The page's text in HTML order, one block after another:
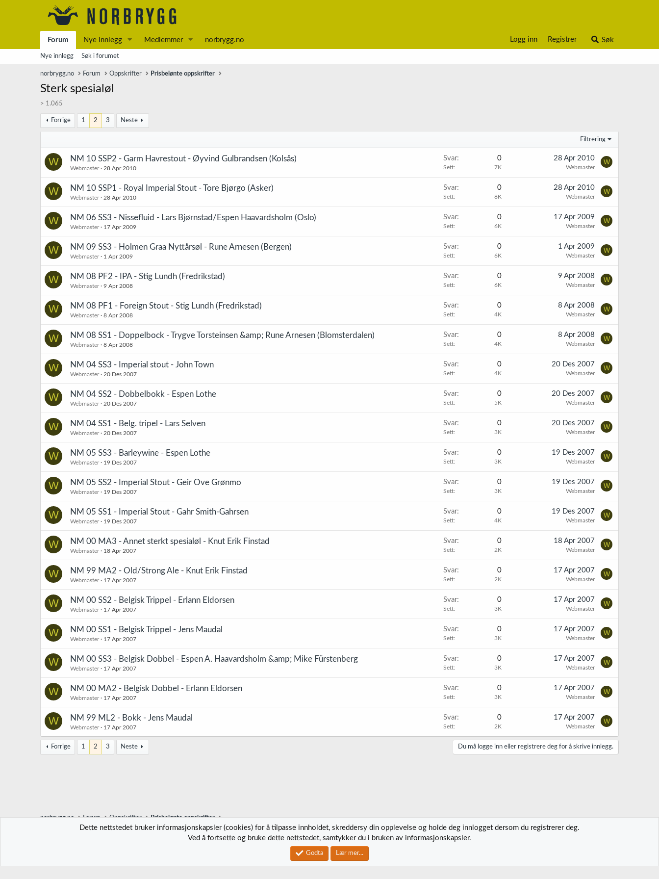
Forum Nye innlegg Medlemmer norbrygg.no Logg inn Registrer Søk
Nye innlegg Søk i forumet
norbrygg.no Forum Oppskrifter Prisbelønte oppskrifter
Sterk spesialøl
> 1.065
Forrige 1 2 3 Neste
Filtrering
W NM 10 SSP2 - Garm Havrestout - Øyvind Gulbrandsen (Kolsås)
Webmaster 28 Apr 2010
Svar 0
Sett 7K
28 Apr 2010
Webmaster
W
W NM 10 SSP1 - Royal Imperial Stout - Tore Bjørgo (Asker)
Webmaster 28 Apr 2010
Svar 0
Sett 8K
28 Apr 2010
Webmaster
W
W NM 06 SS3 - Nissefluid - Lars Bjørnstad/Espen Haavardsholm (Oslo)
Webmaster 17 Apr 2009
Svar 0
Sett 6K
17 Apr 2009
Webmaster
W
W NM 09 SS3 - Holmen Graa Nyttårsøl - Rune Arnesen (Bergen)
Webmaster 1 Apr 2009
Svar 0
Sett 6K
1 Apr 2009
Webmaster
W
W NM 08 PF2 - IPA - Stig Lundh (Fredrikstad)
Webmaster 9 Apr 2008
Svar 0
Sett 6K
9 Apr 2008
Webmaster
W
W NM 08 PF1 - Foreign Stout - Stig Lundh (Fredrikstad)
Webmaster 8 Apr 2008
Svar 0
Sett 4K
8 Apr 2008
Webmaster
W
W NM 08 SS1 - Doppelbock - Trygve Torsteinsen &amp; Rune Arnesen (Blomsterdalen)
Webmaster 8 Apr 2008
Svar 0
Sett 4K
8 Apr 2008
Webmaster
W
W NM 04 SS3 - Imperial stout - John Town
Webmaster 20 Des 2007
Svar 0
Sett 4K
20 Des 2007
Webmaster
W
W NM 04 SS2 - Dobbelbokk - Espen Lothe
Webmaster 20 Des 2007
Svar 0
Sett 5K
20 Des 2007
Webmaster
W
W NM 04 SS1 - Belg. tripel - Lars Selven
Webmaster 20 Des 2007
Svar 0
Sett 3K
20 Des 2007
Webmaster
W
W NM 05 SS3 - Barleywine - Espen Lothe
Webmaster 19 Des 2007
Svar 0
Sett 3K
19 Des 2007
Webmaster
W
W NM 05 SS2 - Imperial Stout - Geir Ove Grønmo
Webmaster 19 Des 2007
Svar 0
Sett 3K
19 Des 2007
Webmaster
W
W NM 05 SS1 - Imperial Stout - Gahr Smith-Gahrsen
Webmaster 19 Des 2007
Svar 0
Sett 4K
19 Des 2007
Webmaster
W
W NM 00 MA3 - Annet sterkt spesialøl - Knut Erik Finstad
Webmaster 18 Apr 2007
Svar 0
Sett 2K
18 Apr 2007
Webmaster
W
W NM 99 MA2 - Old/Strong Ale - Knut Erik Finstad
Webmaster 17 Apr 2007
Svar 0
Sett 2K
17 Apr 2007
Webmaster
W
W NM 00 SS2 - Belgisk Trippel - Erlann Eldorsen
Webmaster 17 Apr 2007
Svar 0
Sett 3K
17 Apr 2007
Webmaster
W
W NM 00 SS1 - Belgisk Trippel - Jens Maudal
Webmaster 17 Apr 2007
Svar 0
Sett 3K
17 Apr 2007
Webmaster
W
W NM 00 SS3 - Belgisk Dobbel - Espen A. Haavardsholm &amp; Mike Fürstenberg
Webmaster 17 Apr 2007
Svar 0
Sett 3K
17 Apr 2007
Webmaster
W
W NM 00 MA2 - Belgisk Dobbel - Erlann Eldorsen
Webmaster 17 Apr 2007
Svar 0
Sett 3K
17 Apr 2007
Webmaster
W
W NM 99 ML2 - Bokk - Jens Maudal
Webmaster 17 Apr 2007
Svar 0
Sett 2K
17 Apr 2007
Webmaster
W
Forrige 1 2 3 Neste Du må logge inn eller registrere deg for å skrive innlegg.
norbrygg.no Forum Oppskrifter Prisbelønte oppskrifter
Kontakt oss Vilkår og regler
Community platform by XenForo ®
Dette nettstedet bruker informasjonskapsler (cookies) for å tilpasse innholdet, skreddersy din opplevelse og holde deg innlogget dersom du registrerer deg.
Ved å fortsette og bruke dette nettstedet, samtykker du i bruken av informasjonskapsler.
Godta Lær mer...